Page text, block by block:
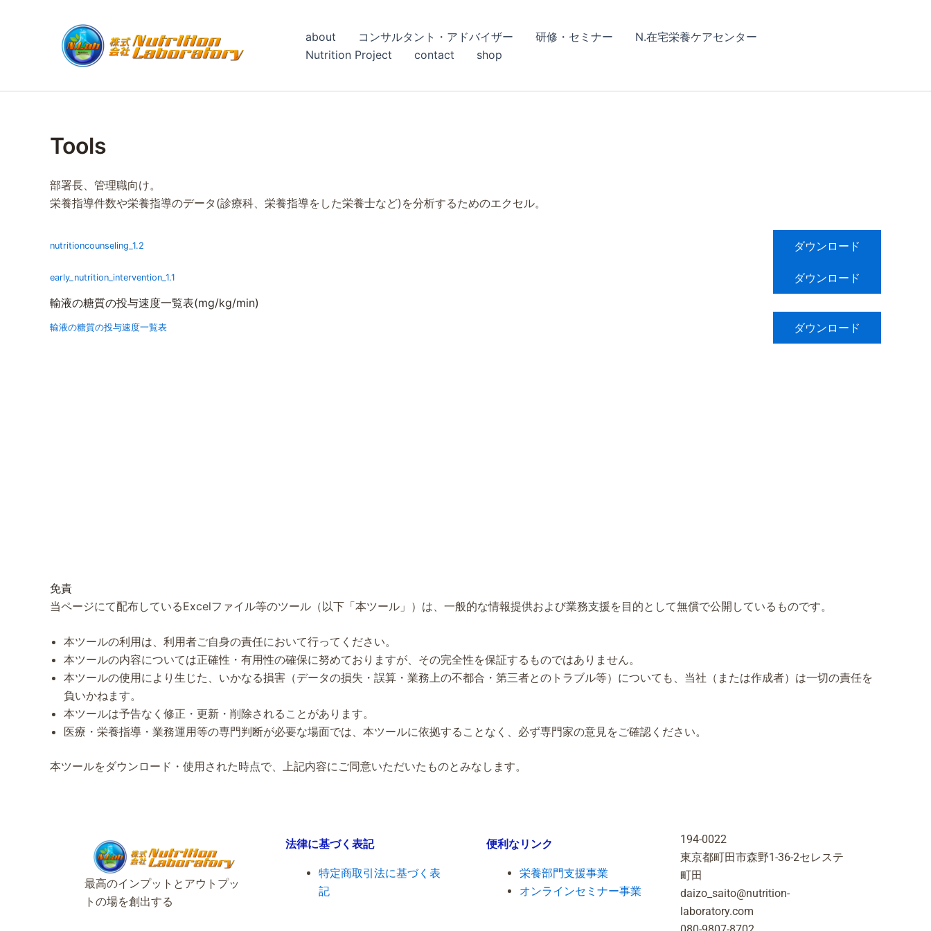
about コンサルタント・アドバイザー 研修・セミナー
N.在宅栄養ケアセンター
Nutrition Project
contact shop
Tools
部署長、管理職向け。
栄養指導件数や栄養指導のデータ(診療科、栄養指導をした栄養士など)を分析するためのエクセル。
nutritioncounseling_1.2 ダウンロード
early_nutrition_intervention_1.1
ダウンロード
輸液の糖質の投与速度一覧表(mg/kg/min)
輸液の糖質の投与速度一覧表 ダウンロード
免責
当ページにて配布しているExcelファイル等のツール（以下「本ツール」）は、一般的な情報提供および業務支援を目的として無償で公開しているものです。
本ツールの利用は、利用者ご自身の責任において行ってください。
本ツールの内容については正確性・有用性の確保に努めておりますが、その完全性を保証するものではありません。
本ツールの使用により生じた、いかなる損害（データの損失・誤算・業務上の不都合・第三者とのトラブル等）についても、当社（または作成者）は一切の責任を
負いかねます。
本ツールは予告なく修正・更新・削除されることがあります。
医療・栄養指導・業務運用等の専門判断が必要な場面では、本ツールに依拠することなく、必ず専門家の意見をご確認ください。
本ツールをダウンロード・使用された時点で、上記内容にご同意いただいたものとみなします。
最高のインプットとアウトプッ
トの場を創出する
法律に基づく表記
特定商取引法に基づく表
記
便利なリンク
栄養部門支援事業
オンラインセミナー事業
194-0022
東京都町田市森野1-36-2セレステ
町田
daizo_saito@nutrition-
laboratory.com